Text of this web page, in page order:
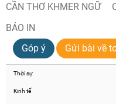
CẦN THƠ KHMER NGỮ
BÁO IN
Góp ý
Gửi bài về
Thời sự
Kinh tế